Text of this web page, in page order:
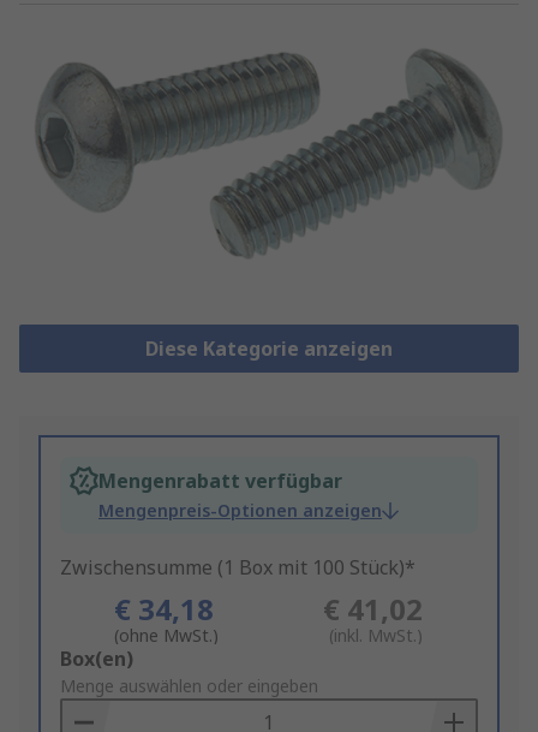
Diese Kategorie anzeigen
Mengenrabatt verfügbar
Mengenpreis-Optionen anzeigen
Zwischensumme (1 Box mit 100 Stück)*
€ 34,18
(ohne MwSt.)
€ 41,02
(inkl. MwSt.)
Add
to
Basket
Box(en)
Menge auswählen oder eingeben